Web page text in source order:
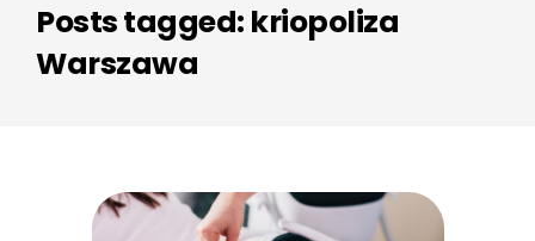
Posts tagged: kriopoliza
Warszawa